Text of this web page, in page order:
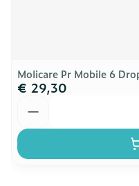
Molicare Pr Mobile 6
€ 29,30